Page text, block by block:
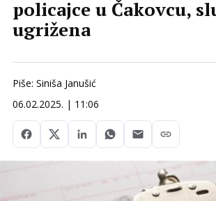
policajce u Čakovcu,
ugrižena
Piše: Siniša Janušić
06.02.2025. | 11:06